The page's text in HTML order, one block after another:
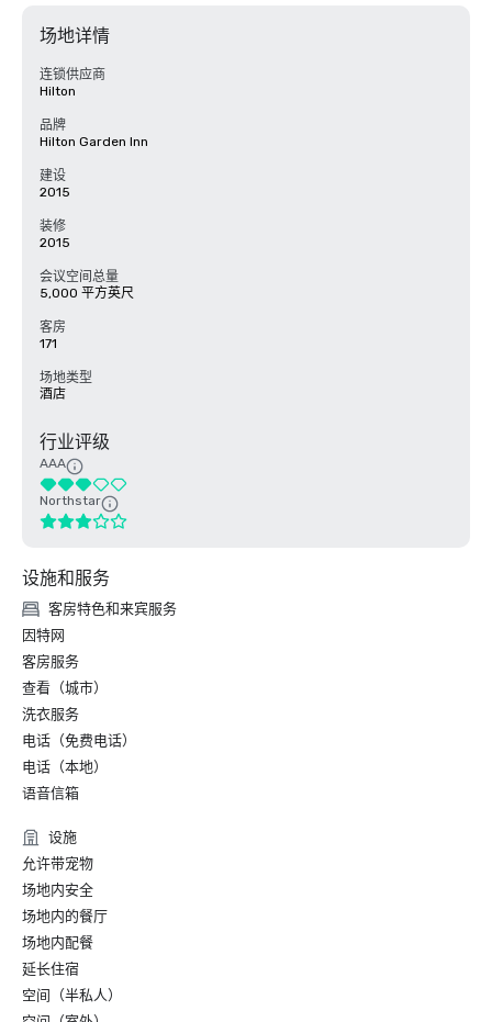
场地详情
连锁供应商
Hilton
品牌
Hilton Garden Inn
建设
2015
装修
2015
会议空间总量
5,000 平方英尺
客房
171
场地类型
酒店
行业评级
AAA
Northstar
设施和服务
客房特色和来宾服务
因特网
客房服务
查看（城市）
洗衣服务
电话（免费电话）
电话（本地）
语音信箱
设施
允许带宠物
场地内安全
场地内的餐厅
场地内配餐
延长住宿
空间（半私人）